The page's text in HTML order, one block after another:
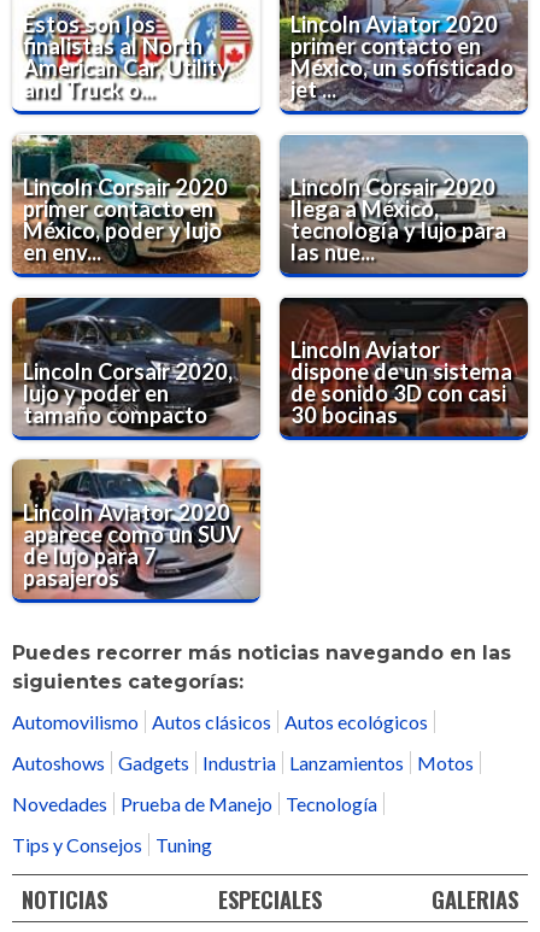
Estos son los
finalistas al North
American Car, Utility
and Truck o...
Lincoln Aviator 2020
primer contacto en
México, un sofisticado
jet ...
Lincoln Corsair 2020
primer contacto en
México, poder y lujo
en env...
Lincoln Corsair 2020
llega a México,
tecnología y lujo para
las nue...
Lincoln Corsair 2020,
lujo y poder en
tamaño compacto
Lincoln Aviator
dispone de un sistema
de sonido 3D con casi
30 bocinas
Lincoln Aviator 2020
aparece como un SUV
de lujo para 7
pasajeros
Puedes recorrer más noticias navegando en las
siguientes categorías:
Automovilismo Autos clásicos
Autos ecológicos
Autoshows
Gadgets Industria Lanzamientos
Motos
Novedades
Prueba de Manejo
Tecnología
Tips y Consejos
Tuning
NOTICIAS ESPECIALES GALERIAS